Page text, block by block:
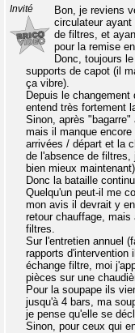
Invité
Bon, je reviens
circulateur
de filtres, et
pour la remise
Donc, toujours
supports de capot (il
ça vibre).
Depuis le
entend très fortement
Sinon, après
mais il manque
arrivées / départ et la
de l'absence de
bien mieux
Donc la bataille
Quelqu'un peut-il me
mon avis il devrait y
retour chauffage, mais
filtres.
Sur l'entretien annuel
rapports d'intervention
échange filtre, moi
pièces sur une
Pour la soupape ils
jusqu'à 4 bars, ma
je pense qu'elle se
Sinon, pour ceux qui